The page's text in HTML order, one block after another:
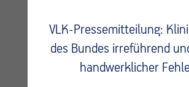
Kontaktieren Sie
VLK-Pressemitteilung:
des Bundes irreführend
handwerklicher